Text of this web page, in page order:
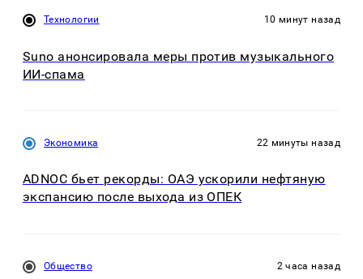
Технологии 10 минут назад
Suno анонсировала меры против музыкального
ИИ-спама
Экономика 22 минуты назад
ADNOC бьет рекорды: ОАЭ ускорили нефтяную
экспансию после выхода из ОПЕК
Общество 2 часа назад